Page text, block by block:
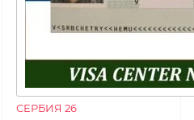
СЕРБИЯ 26